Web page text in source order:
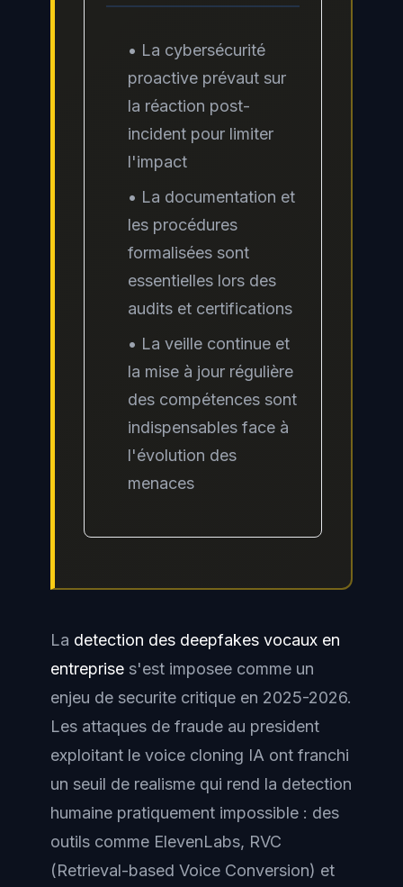
• La cybersécurité
proactive prévaut sur
la réaction post-
incident pour limiter
l'impact
• La documentation et
les procédures
formalisées sont
essentielles lors des
audits et certifications
• La veille continue et
la mise à jour régulière
des compétences sont
indispensables face à
l'évolution des
menaces
La detection des deepfakes vocaux en
entreprise s'est imposee comme un
enjeu de securite critique en 2025-2026.
Les attaques de fraude au president
exploitant le voice cloning IA ont franchi
un seuil de realisme qui rend la detection
humaine pratiquement impossible : des
outils comme ElevenLabs, RVC
(Retrieval-based Voice Conversion) et